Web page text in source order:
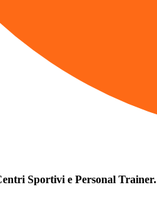
Sportivi e Personal Trainer.